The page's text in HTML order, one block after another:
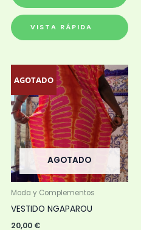
VISTA RÁPIDA
AGOTADO
AGOTADO
Moda y Complementos
VESTIDO NGAPAROU
20,00 €